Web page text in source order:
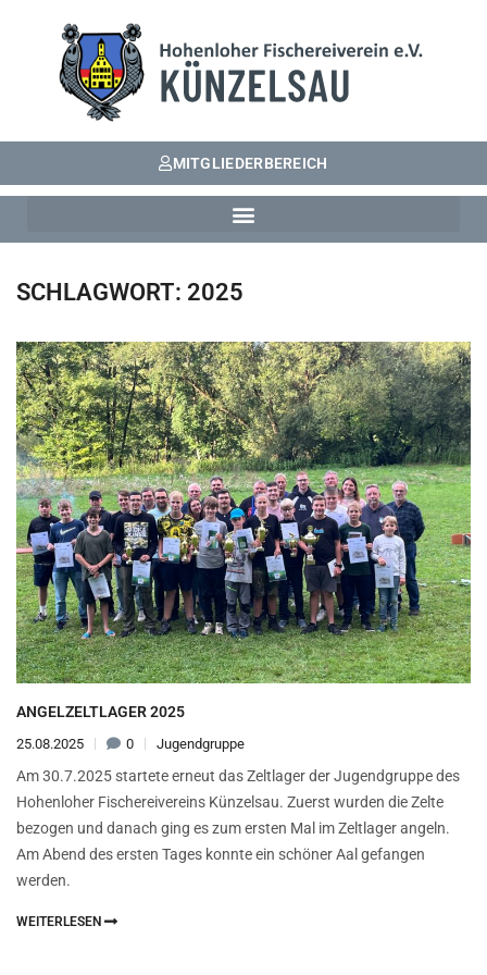
MITGLIEDERBEREICH
SCHLAGWORT: 2025
ANGELZELTLAGER 2025
25.08.2025 0 Jugendgruppe
Am 30.7.2025 startete erneut das Zeltlager der Jugendgruppe des
Hohenloher Fischereivereins Künzelsau. Zuerst wurden die Zelte
bezogen und danach ging es zum ersten Mal im Zeltlager angeln.
Am Abend des ersten Tages konnte ein schöner Aal gefangen
werden.
WEITERLESEN